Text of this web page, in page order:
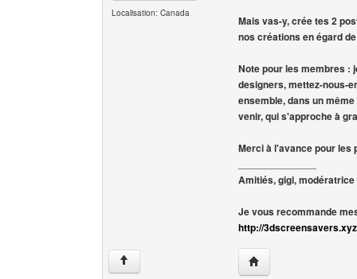
Localisation: Canada
Mais vas-y, crée tes 2
nos créations en égard
Note pour les membres :
designers, mettez-nous-
ensemble, dans un
venir, qui s'approche à
Merci à l'avance pour les
Amitiés, gigi, modératrice
Je vous recommande
http://3dscreensavers.xyz
↑ Visiter le site web